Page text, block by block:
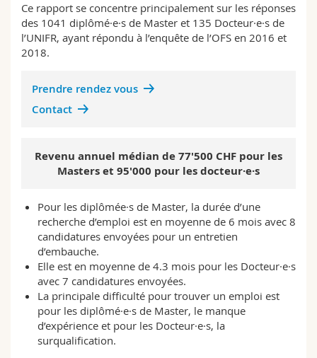
Ce rapport se concentre principalement sur les réponses
des 1041 diplômé·e·s de Master et 135 Docteur·e·s de
l’UNIFR, ayant répondu à l’enquête de l’OFS en 2016 et
2018.
Prendre rendez vous
Contact
Revenu annuel médian de 77'500 CHF pour les
Masters et 95'000 pour les docteur·e·s
Pour les diplômée·s de Master, la durée d’une
recherche d’emploi est en moyenne de 6 mois avec 8
candidatures envoyées pour un entretien
d’embauche.
Elle est en moyenne de 4.3 mois pour les Docteur·e·s
avec 7 candidatures envoyées.
La principale difficulté pour trouver un emploi est
pour les diplômé·e·s de Master, le manque
d’expérience et pour les Docteur·e·s, la
surqualification.